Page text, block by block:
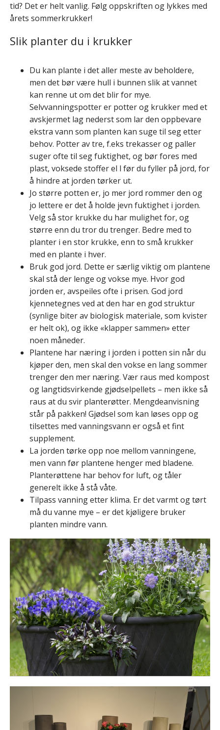
tid? Det er helt vanlig. Følg oppskriften og lykkes med
årets sommerkrukker!
Slik planter du i krukker
Du kan plante i det aller meste av beholdere,
men det bør være hull i bunnen slik at vannet
kan renne ut om det blir for mye.
Selvvanningspotter er potter og krukker med et
avskjermet lag nederst som lar den oppbevare
ekstra vann som planten kan suge til seg etter
behov. Potter av tre, f.eks trekasser og paller
suger ofte til seg fuktighet, og bør fores med
plast, voksede stoffer el l før du fyller på jord, for
å hindre at jorden tørker ut.
Jo større potten er, jo mer jord rommer den og
jo lettere er det å holde jevn fuktighet i jorden.
Velg så stor krukke du har mulighet for, og
større enn du tror du trenger. Bedre med to
planter i en stor krukke, enn to små krukker
med en plante i hver.
Bruk god jord. Dette er særlig viktig om plantene
skal stå der lenge og vokse mye. Hvor god
jorden er, avspeiles ofte i prisen. God jord
kjennetegnes ved at den har en god struktur
(synlige biter av biologisk materiale, som kvister
er helt ok), og ikke «klapper sammen» etter
noen måneder.
Plantene har næring i jorden i potten sin når du
kjøper den, men skal den vokse en lang sommer
trenger den mer næring. Vær raus med kompost
og langtidsvirkende gjødselpellets – men ikke så
raus at du svir planterøtter. Mengdeanvisning
står på pakken! Gjødsel som kan løses opp og
tilsettes med vanningsvann er også et fint
supplement.
La jorden tørke opp noe mellom vanningene,
men vann før plantene henger med bladene.
Planterøttene har behov for luft, og tåler
generelt ikke å stå våte.
Tilpass vanning etter klima. Er det varmt og tørt
må du vanne mye – er det kjøligere bruker
planten mindre vann.